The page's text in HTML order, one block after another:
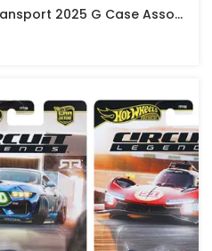
Hot Wheels 1:64 Team Transport 2025 G Case Assortment